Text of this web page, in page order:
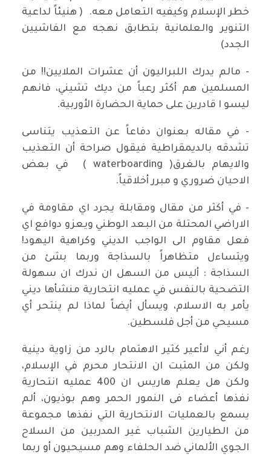
خطر الإسلام وكيفيه التعامل معه. ( هنيئاً لداعية
التنوير والعلمانية بتطابق نهجه مع الفاشيين
الجدد)
- مالم يدرك اللبراليون أن عشرات الملايين!! من
المسلمين هم أكثر رعباً من ديك تشيني، فانهم
ليسو ا قادرين على حماية الحضارة الأوربية.
- في مقاله بعنوان دفاعاً عن التعذيب يتناسى
تشدقه بالديمقراطية فيقول صراحة أن التعذيب
والايهام بالغرق( waterboarding ) في بعض
الاحيان ضروري و مبرر أخلاقياً.
- في أكثر من مقال ومقابلة يجرد اي مقاومة في
الاراضي المحتلة من البعد الوطني ويعزو دوافع اي
فعل مقاوم الى الواجب الديني وكراهية اليهود!
ويتساءل متظاهراً بالسذاجة وربما بشئ من
السذاجة : أليس من السهل ان ندرك ان سهولة
التضحية بالنفس في عمليه انتحارية منشأها ديني
يأمر به الاسلام، ويسأل أيضاً لماذا لم ينتحر أي
مسيحي من أجل فلسطين.
رغم أني لاأعير كثير الاهتمام بالرد من زاوية دينية
ولكن من المثبت ان الانتحار محرم في الإسلام،
ولكن هل يعلم هاريس ان 400 عمليه انتحارية
نفذها أعضاء فى النمور الحمر وهم بوذيون، ألم
يسمع بالعمليات الانتحارية التي نفذها مجموعة
من الطيارين الشباب غير المدربين من السلاح
الجوي الألماني ضد الحلفاء وهم مسيحيون أو ربما